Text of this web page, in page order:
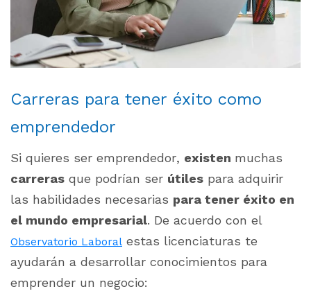
Carreras para tener éxito como
emprendedor
Si quieres ser emprendedor, existen muchas
carreras que podrían ser útiles para adquirir
las habilidades necesarias para tener éxito en
el mundo empresarial. De acuerdo con el
Observatorio Laboral estas licenciaturas te
ayudarán a desarrollar conocimientos para
emprender un negocio: